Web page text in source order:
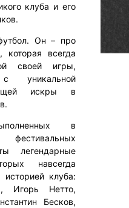
клуба и его
Он – про
которая всегда
своей игры,
с уникальной
искры в
в
фестивальных
легендарные
навсегда
клуба:
Игорь Нетто,
Бесков,